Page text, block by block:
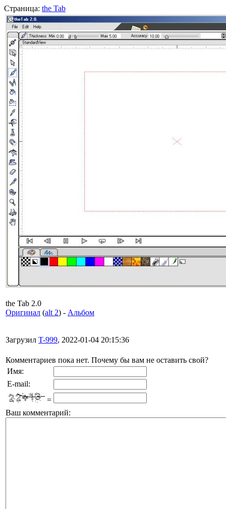
Страница: the Tab
the Tab 2.0
Оригинал (alt 2) - Альбом
Загрузил T-999, 2022-01-04 20:15:36
Комментариев пока нет. Почему бы вам не оставить свой?
Имя:
E-mail:
=
Ваш комментарий: